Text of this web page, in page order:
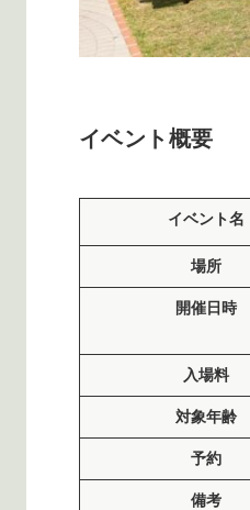
イベント概要
イベント名
場所
開催日時
入場料
対象年齢
予約
備考